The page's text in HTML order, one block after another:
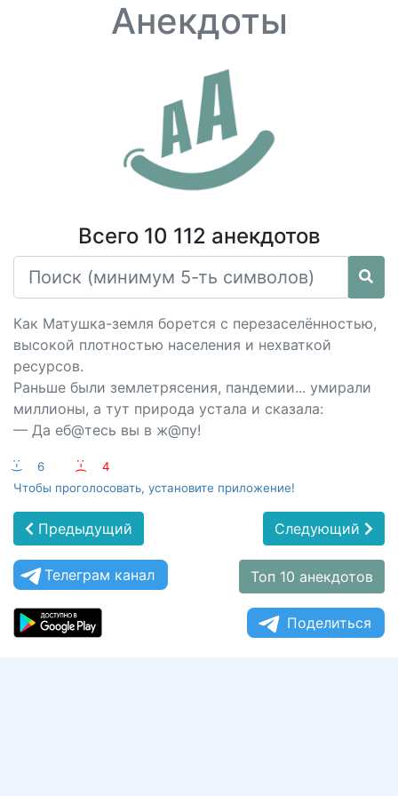
Анекдоты
Всего 10 112 анекдотов
Как Матушка-земля борется с перезаселённостью,
высокой плотностью населения и нехваткой
ресурсов.
Раньше были землетрясения, пандемии... умирали
миллионы, а тут природа устала и сказала:
— Да еб@тесь вы в ж@пу!
:-) 6 :-(
4
Чтобы проголосовать, установите приложение!
Предыдущий Следующий
Телеграм канал Топ 10 анекдотов
Поделиться